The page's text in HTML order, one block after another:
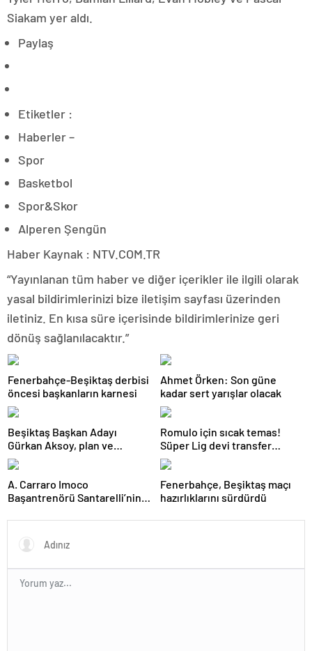
Siakam yer aldı.
Paylaş
Etiketler :
Haberler –
Spor
Basketbol
Spor&Skor
Alperen Şengün
Haber Kaynak : NTV.COM.TR
“Yayınlanan tüm haber ve diğer içerikler ile ilgili olarak
yasal bildirimlerinizi bize iletişim sayfası üzerinden
iletiniz. En kısa süre içerisinde bildirimlerinize geri
dönüş sağlanılacaktır.”
Fenerbahçe-Beşiktaş derbisi
öncesi başkanların karnesi
Ahmet Örken: Son güne
kadar sert yarışlar olacak
Beşiktaş Başkan Adayı
Gürkan Aksoy, plan ve
projelerini anlattı
Romulo için sıcak temas!
Süper Lig devi transfer
ateşini yaktı!
A. Carraro Imoco
Başantrenörü Santarelli’nin
VakıfBank
Fenerbahçe, Beşiktaş maçı
hazırlıklarını sürdürdü